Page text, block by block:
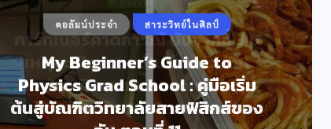
คอลัมน์ประจำ สาระวิทย์ในศิลป์
My Beginner’s Guide to
Physics Grad School : คู่มือเริ่ม
ต้นสู่บัณฑิตวิทยาลัยสายฟิสิกส์ของ